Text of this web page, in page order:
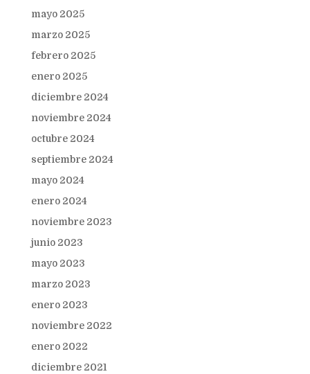
mayo 2025
marzo 2025
febrero 2025
enero 2025
diciembre 2024
noviembre 2024
octubre 2024
septiembre 2024
mayo 2024
enero 2024
noviembre 2023
junio 2023
mayo 2023
marzo 2023
enero 2023
noviembre 2022
enero 2022
diciembre 2021